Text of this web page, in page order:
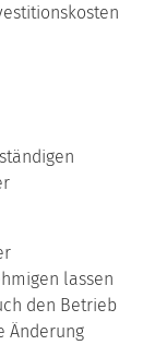
lassen
den Betrieb
Änderung